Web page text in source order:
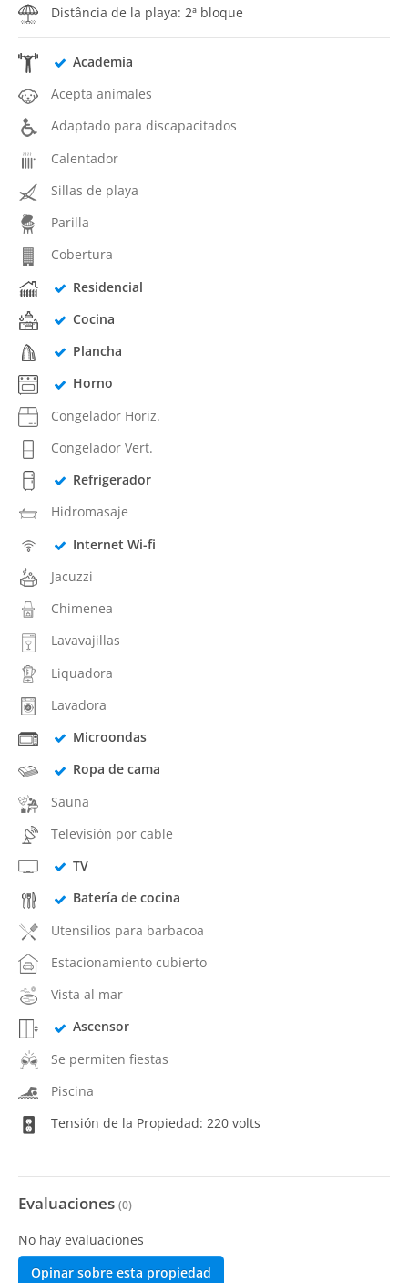
Distância de la playa: 2ª bloque
Academia
Acepta animales
Adaptado para discapacitados
Calentador
Sillas de playa
Parilla
Cobertura
Residencial
Cocina
Plancha
Horno
Congelador Horiz.
Congelador Vert.
Refrigerador
Hidromasaje
Internet Wi-fi
Jacuzzi
Chimenea
Lavavajillas
Liquadora
Lavadora
Microondas
Ropa de cama
Sauna
Televisión por cable
TV
Batería de cocina
Utensilios para barbacoa
Estacionamiento cubierto
Vista al mar
Ascensor
Se permiten fiestas
Piscina
Tensión de la Propiedad: 220 volts
Evaluaciones (0)
No hay evaluaciones
Opinar sobre esta propiedad